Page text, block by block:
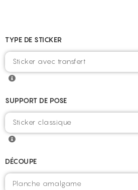
TYPE DE STICKER
Sticker avec transfert
SUPPORT DE POSE
Sticker classique
DÉCOUPE